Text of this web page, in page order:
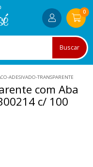
Buscar
0
ADESIVADO-TRANSPARENTE
com Aba
c/ 100